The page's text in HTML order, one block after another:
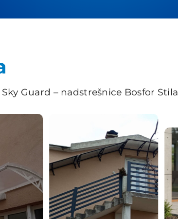
Sky Guard – nadstrešnice Bosfor Stila